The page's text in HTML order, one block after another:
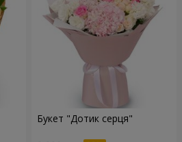
Букет "Дотик серця"